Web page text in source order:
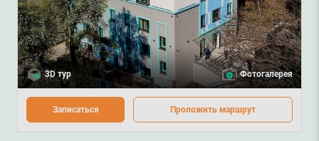
3D тур Фотогалерея
Записаться Проложить маршрут